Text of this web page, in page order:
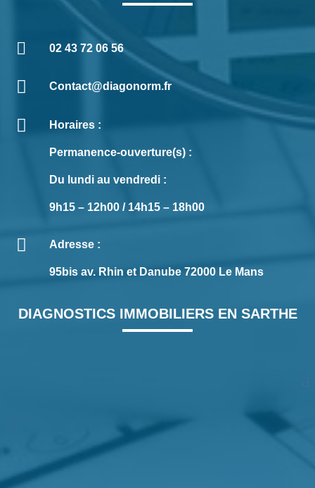
 02 43 72 06 56
 Contact@diagonorm.fr
 Horaires :
Permanence-ouverture(s) :
Du lundi au vendredi :
9h15 – 12h00 / 14h15 – 18h00
 Adresse :
95bis av. Rhin et Danube 72000 Le Mans
DIAGNOSTICS IMMOBILIERS EN SARTHE